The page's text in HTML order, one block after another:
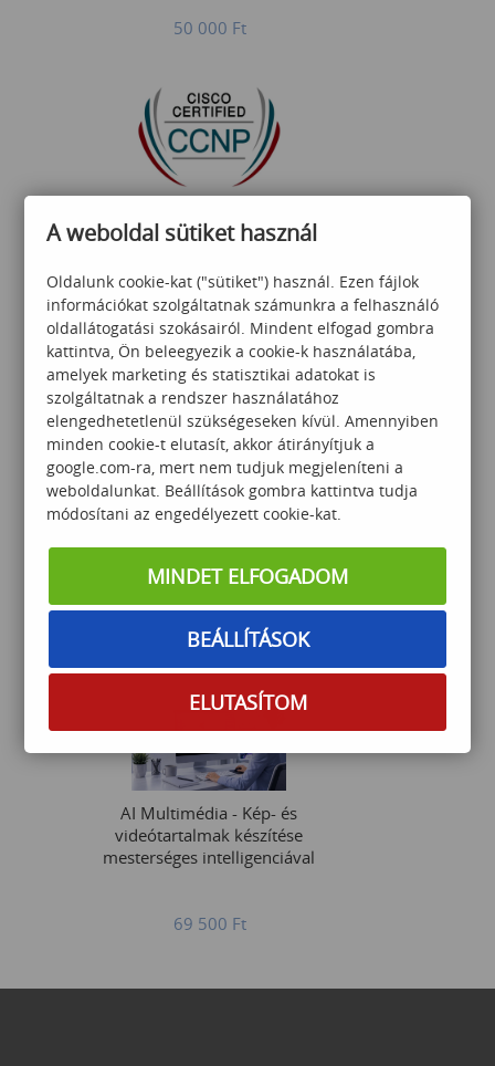
50 000 Ft
Operating Cisco Security
870 000Ft
Nyelvfüggetlen
145 000 Ft
AI Multimédia - Kép- és
videótartalmak készítése
mesterséges intelligenciával
69 500 Ft
A weboldal sütiket használ
Oldalunk cookie-kat ("sütiket") használ. Ezen fájlok
információkat szolgáltatnak számunkra a felhasználó
oldallátogatási szokásairól. Mindent elfogad gombra
kattintva, Ön beleegyezik a cookie-k használatába,
amelyek marketing és statisztikai adatokat is
szolgáltatnak a rendszer használatához
elengedhetetlenül szükségeseken kívül. Amennyiben
minden cookie-t elutasít, akkor átirányítjuk a
google.com-ra, mert nem tudjuk megjeleníteni a
weboldalunkat. Beállítások gombra kattintva tudja
módosítani az engedélyezett cookie-kat.
MINDET ELFOGADOM
BEÁLLÍTÁSOK
ELUTASÍTOM